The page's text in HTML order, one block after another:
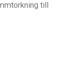
till